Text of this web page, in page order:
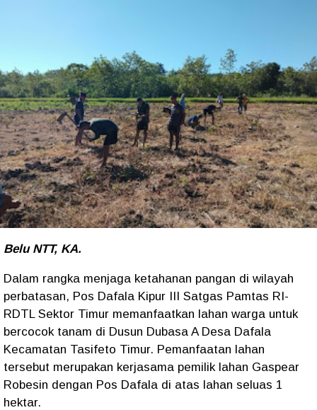
Belu NTT, KA.
Dalam rangka menjaga ketahanan pangan di wilayah
perbatasan, Pos Dafala Kipur III Satgas Pamtas RI-
RDTL Sektor Timur memanfaatkan lahan warga untuk
bercocok tanam di Dusun Dubasa A Desa Dafala
Kecamatan Tasifeto Timur. Pemanfaatan lahan
tersebut merupakan kerjasama pemilik lahan Gaspear
Robesin dengan Pos Dafala di atas lahan seluas 1
hektar.